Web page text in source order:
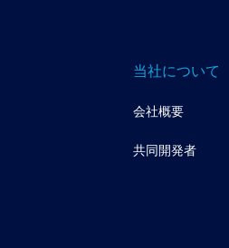
当社について
会社概要
共同開発者